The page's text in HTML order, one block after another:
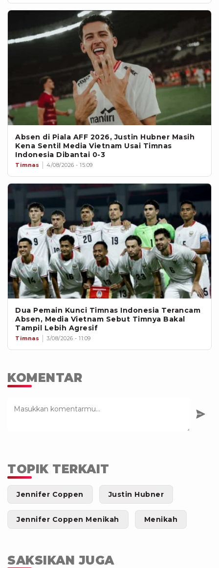
Absen di Piala AFF 2026, Justin Hubner Masih
Kena Sentil Media Vietnam Usai Timnas
Indonesia Dibantai 0-3
Timnas 4/08/2026 - 15:09
Dua Pemain Kunci Timnas Indonesia Terancam
Absen, Media Vietnam Sebut Timnya Bakal
Tampil Lebih Agresif
Timnas 3/08/2026 - 11:09
KOMENTAR
TOPIK TERKAIT
Jennifer Coppen Justin Hubner
Jennifer Coppen Menikah Menikah
SAKSIKAN JUGA